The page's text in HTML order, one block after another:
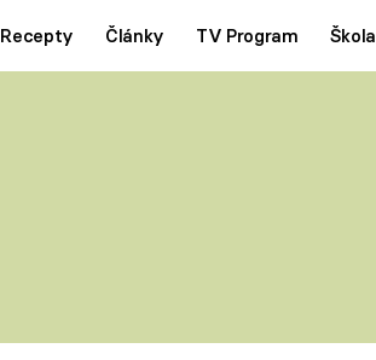
Recepty Články TV Program